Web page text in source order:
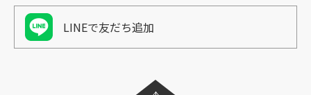
LINEで友だち追加